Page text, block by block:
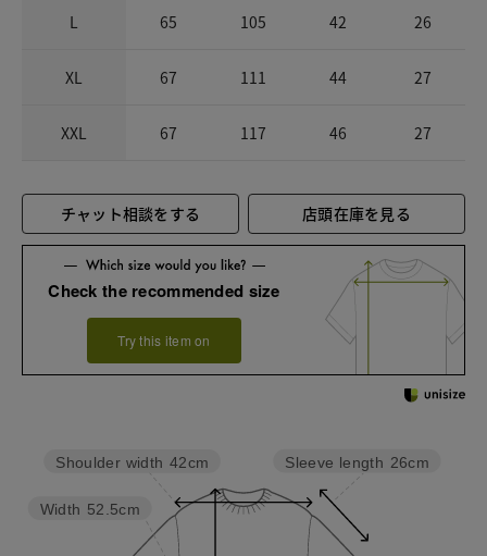
L 65 105 42 26
XL 67 111 44 27
XXL 67 117 46 27
チャット相談をする 店頭在庫を見る
Check the recommended size
Try this item on
Sleeve length 26cm
Width 52.5cm
Shoulder width 42cm